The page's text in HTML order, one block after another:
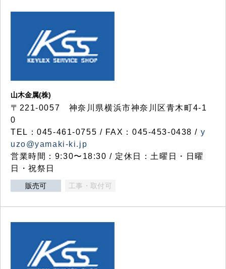
山木金属(株)
〒221-0057 神奈川県横浜市神奈川区青木町4-1
0
TEL：045-461-0755 / FAX：045-453-0438 / y
uzo@yamaki-ki.jp
営業時間：9:30〜18:30 / 定休日：土曜日・日曜
日・祝祭日
販売可 工事・取付可